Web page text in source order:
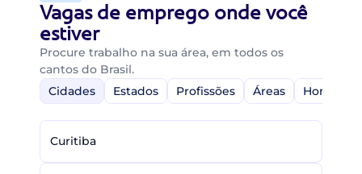
Vagas de emprego onde você
estiver
Procure trabalho na sua área, em todos os
cantos do Brasil.
Cidades
Estados Profissões Áreas Home-
Curitiba